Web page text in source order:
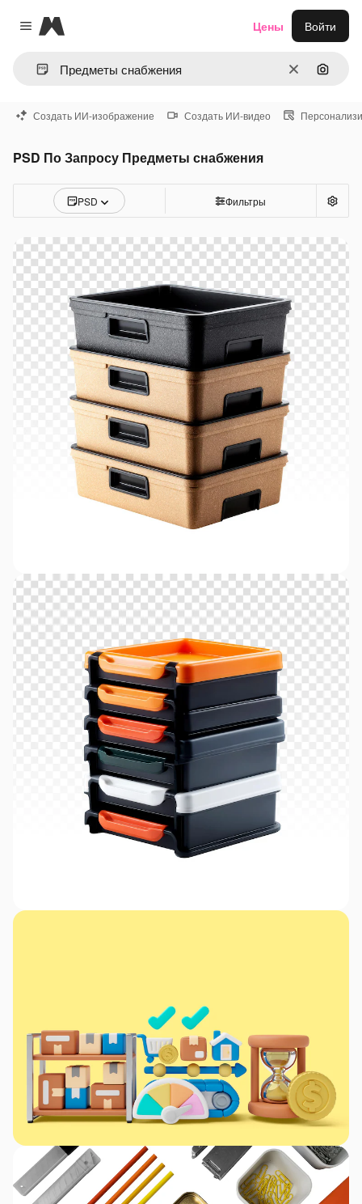
Close menu
Magnific
ОчиститьПоиск
Цены Войти
Создать ИИ-изображение Создать ИИ-видео
PSD По Запросу Предметы снабжения
PSD Фильтры